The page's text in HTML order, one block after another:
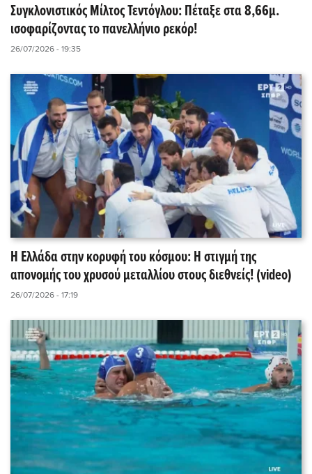
Συγκλονιστικός Μίλτος Τεντόγλου: Πέταξε στα 8,66μ.
ισοφαρίζοντας το πανελλήνιο ρεκόρ!
26/07/2026 - 19:35
Η Ελλάδα στην κορυφή του κόσμου: Η στιγμή της
απονομής του χρυσού μεταλλίου στους διεθνείς! (video)
26/07/2026 - 17:19